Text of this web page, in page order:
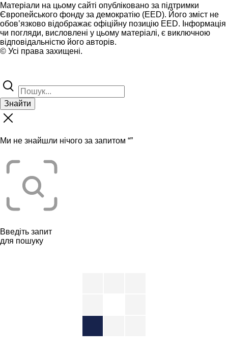
Матеріали на цьому сайті опубліковано за підтримки
Європейського фонду за демократію (EED). Його зміст не
обов’язково відображає офіційну позицію EED. Інформація
чи погляди, висловлені у цьому матеріалі, є виключною
відповідальністю його авторів.
© Усі права захищені.
Знайти
Ми не знайшли нічого за запитом “”
Введіть запит
для пошуку